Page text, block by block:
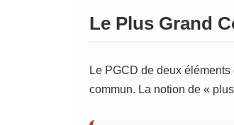
Le Plus Grand
Le PGCD de deux
commun. La notion de «